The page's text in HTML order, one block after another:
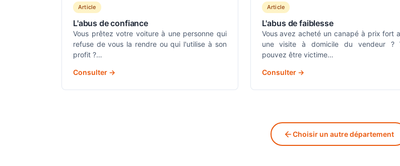
Article
L'abus de confiance
Vous prêtez votre voiture à une personne qui
refuse de vous la rendre ou qui l'utilise à son
profit ?…
Consulter →
Article
L'abus de faiblesse
Vous avez acheté un canapé à prix fort
une visite à domicile du vendeur ?
pouvez être victime…
Consulter →
Choisir un autre département